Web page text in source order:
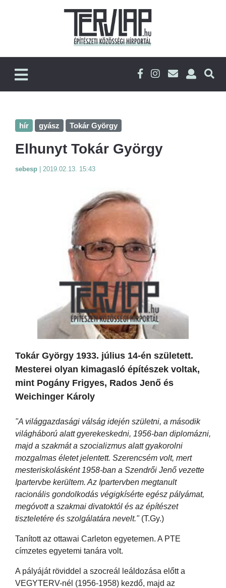
hír gyász Tokár György
Elhunyt Tokár György
sebesp 2019.02.13. 15:43
Tokár György 1933. július 14-én született.
Mesterei olyan kimagasló építészek voltak,
mint Pogány Frigyes, Rados Jenő és
Weichinger Károly
"A világgazdasági válság idején születni, a második
világháború alatt gyerekeskedni, 1956-ban diplomázni,
majd a szakmát a szocializmus alatt gyakorolni
mozgalmas életet jelentett. Szerencsém volt, mert
mesteriskolásként 1958-ban a Szendrői Jenő vezette
Ipartervbe kerültem. Az Ipartervben megtanult
racionális gondolkodás végigkísérte egész pályámat,
megóvott a szakmai divatoktól és az építészet
tiszteletére és szolgálatára nevelt." (T.Gy.)
Tanított az ottawai Carleton egyetemen. A PTE
címzetes egyetemi tanára volt.
A pályáját röviddel a szocreál leáldozása előtt a
VEGYTERV-nél (1956-1958) kezdő, majd az